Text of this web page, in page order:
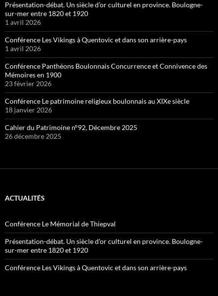
Présentation-débat. Un siècle d’or culturel en province. Boulogne-
sur-mer entre 1820 et 1920
1 avril 2026
Conférence Les Vikings à Quentovic et dans son arrière-pays
1 avril 2026
Conférence Panthéons Boulonnais Concurrence et Connivence des
Mémoires en 1900
23 février 2026
Conférence Le patrimoine religieux boulonnais au XIXe siècle
18 janvier 2026
Cahier du Patrimoine n°92, Décembre 2025
26 décembre 2025
ACTUALITÉS
Conférence Le Mémorial de Thiepval
Présentation-débat. Un siècle d’or culturel en province. Boulogne-
sur-mer entre 1820 et 1920
Conférence Les Vikings à Quentovic et dans son arrière-pays